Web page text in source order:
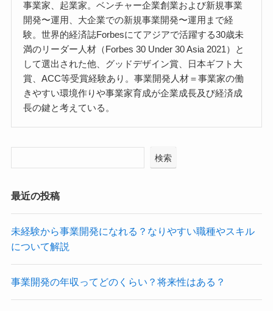
事業家、起業家。ベンチャー企業創業および新規事業
開発〜運用、大企業での新規事業開発〜運用まで経
験。世界的経済誌Forbesにてアジアで活躍する30歳未
満のリーダー人材（Forbes 30 Under 30 Asia 2021）と
して選出された他、グッドデザイン賞、日本ギフト大
賞、ACC等受賞経験あり。事業開発人材＝事業家の働
きやすい環境作りや事業家育成が企業成長及び経済成
長の鍵と考えている。
検索
最近の投稿
未経験から事業開発になれる？なりやすい職種やスキル
について解説
事業開発の年収ってどのくらい？将来性はある？